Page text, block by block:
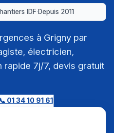
IDF·Depuis 2011
à Grigny par
électricien,
rapide 7j/7, devis gratuit
01 34 10 91 61